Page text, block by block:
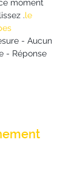
moment
.le
- Aucun
- Réponse